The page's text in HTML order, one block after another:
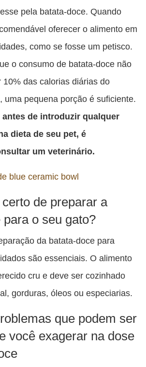
pela batata-doce. Quando
oferecer o alimento em
como se fosse um petisco.
o consumo de batata-doce não
10% das calorias diárias do
uma pequena porção é suficiente.
antes de introduzir qualquer
dieta de seu pet, é
um veterinário.
de preparar a
para o seu gato?
da batata-doce para
são essenciais. O alimento
cru e deve ser cozinhado
gorduras, óleos ou especiarias.
que podem ser
você exagerar na dose